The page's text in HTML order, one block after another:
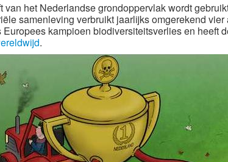
van het Nederlandse grondoppervlak wordt
samenleving verbruikt jaarlijks omgerekend
Europees kampioen biodiversiteitsverlies en heeft
.